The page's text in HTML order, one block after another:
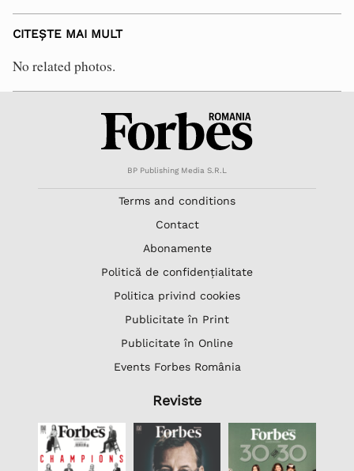
CITEȘTE MAI MULT
No related photos.
BP Publishing Media S.R.L
Terms and conditions
Contact
Abonamente
Politică de confidențialitate
Politica privind cookies
Publicitate în Print
Publicitate în Online
Events Forbes România
Reviste